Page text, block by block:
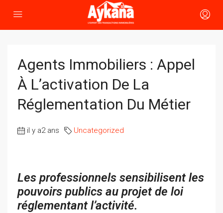
Agents Immobiliers : Appel
À L’activation De La
Réglementation Du Métier
il y a2 ans Uncategorized
Les professionnels sensibilisent les
pouvoirs publics au projet de loi
réglementant l’activité.